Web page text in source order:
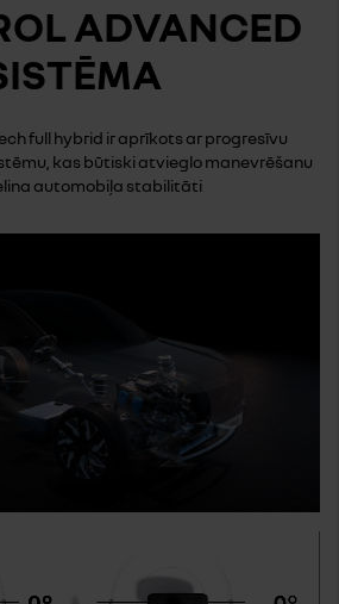
ADVANCED
full hybrid ir aprīkots ar progresīvu
kas būtiski atvieglo manevrēšanu
automobiļa stabilitāti